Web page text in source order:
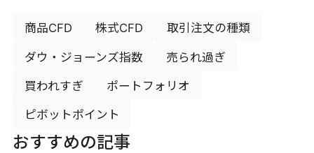
商品CFD 株式CFD 取引注文の種類
ダウ・ジョーンズ指数 売られ過ぎ
買われすぎ ポートフォリオ
ピボットポイント
おすすめの記事